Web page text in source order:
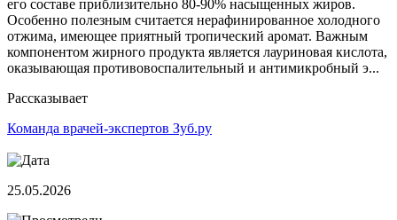
его составе приблизительно 80-90% насыщенных жиров.
Особенно полезным считается нерафинированное холодного
отжима, имеющее приятный тропический аромат. Важным
компонентом жирного продукта является лауриновая кислота,
оказывающая противовоспалительный и антимикробный э...
Рассказывает
Команда врачей-экспертов Зуб.ру
25.05.2026